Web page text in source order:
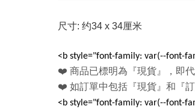
尺寸: 约34 x 34厘米
<b style="font-family: var(--font-
❤️ 商品已標明為『現貨』，即
❤️ 如訂單中包括『現貨』和『
<b style="font-family: var(--font-